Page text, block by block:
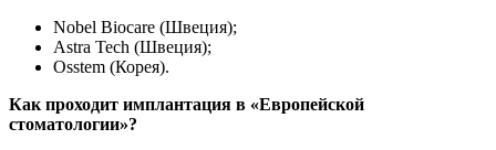
Nobel Biocare (Швеция);
Astra Tech (Швеция);
Osstem (Корея).
Как проходит имплантация в «Европейской
стоматологии»?